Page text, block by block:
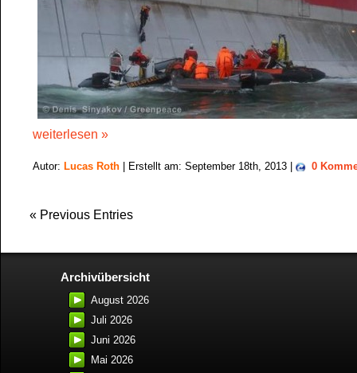
weiterlesen »
Autor: Lucas Roth | Erstellt am: September 18th, 2013 | 0
« Previous Entries
Archivübersicht
August 2026
Juli 2026
Juni 2026
Mai 2026